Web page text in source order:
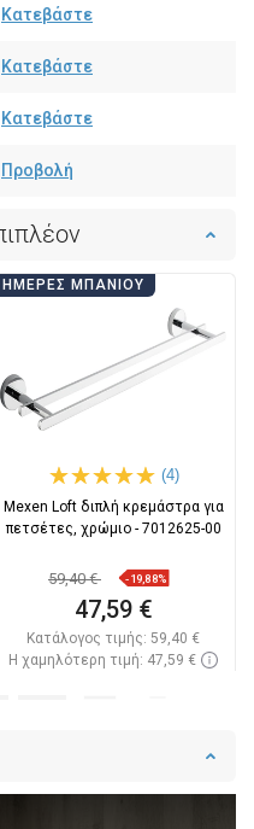
Κατεβάστε
Κατεβάστε
Κατεβάστε
Προβολή
ΗΜΈΡΕΣ ΜΠΆΝΙΟΥ
(4)
Mexen Loft διπλή κρεμάστρα για
πετσέτες, χρώμιο - 7012625-00
59,40 € -19,88%
47,59 €
Κατάλογος τιμής: 59,40 €
Η χαμηλότερη τιμή: 47,59 €